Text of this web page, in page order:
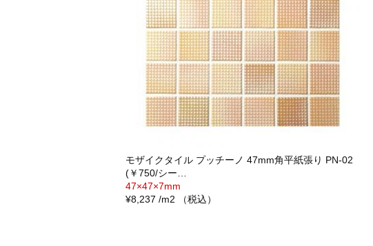
モザイクタイル プッチーノ 47mm角平紙張り PN-02
(￥750/シー…
47×47×7mm
¥8,237 /m2 （税込）